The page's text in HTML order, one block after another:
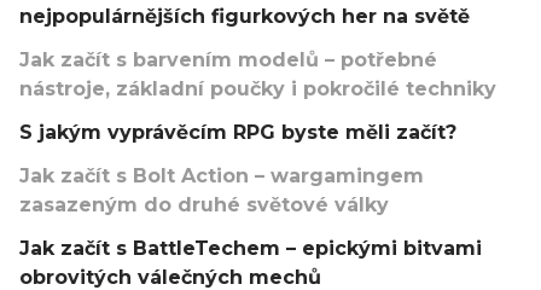
nejpopulárnějších figurkových her na světě
Jak začít s barvením modelů – potřebné
nástroje, základní poučky i pokročilé techniky
S jakým vyprávěcím RPG byste měli začít?
Jak začít s Bolt Action – wargamingem
zasazeným do druhé světové války
Jak začít s BattleTechem – epickými bitvami
obrovitých válečných mechů